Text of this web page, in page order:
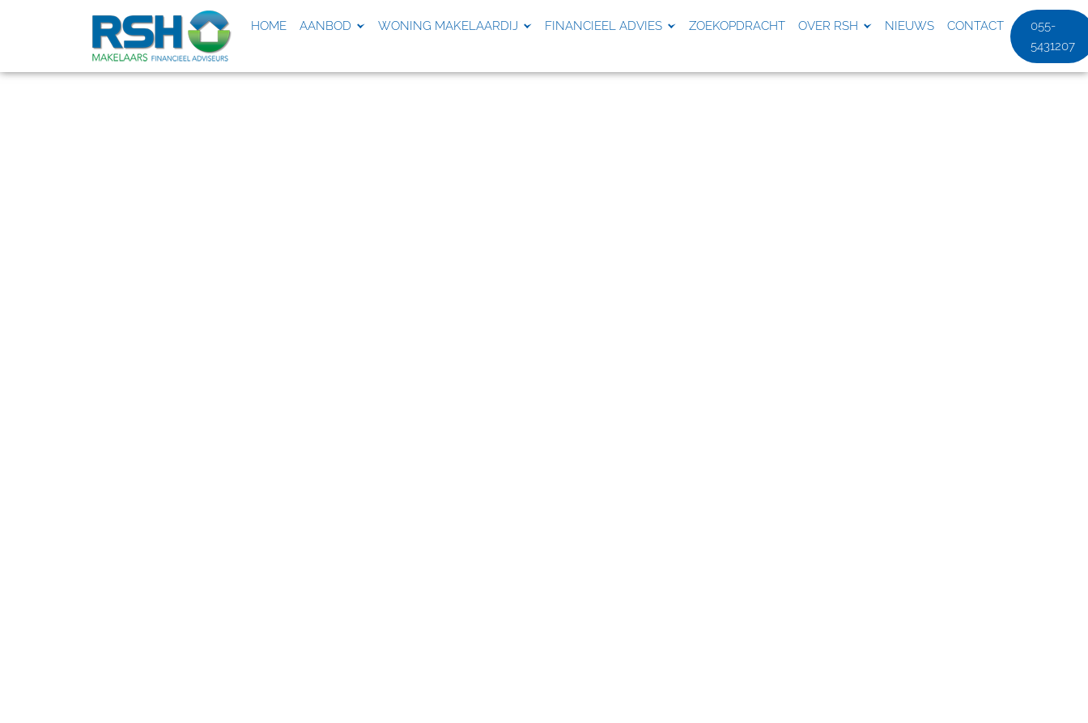
HOME AANBOD WONING MAKELAARDIJ FINANCIEEL ADVIES ZOEKOPDRACHT OVER RSH NIEUWS CONTACT
055-
5431207